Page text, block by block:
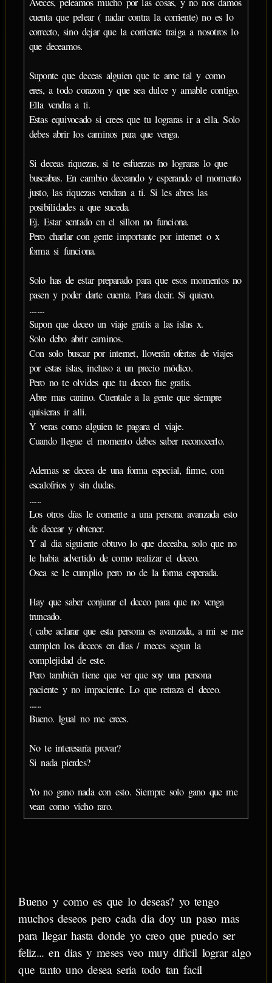
cuenta que pelear ( nadar contra la corriente) no es lo
correcto, sino dejar que la corriente traiga a nosotros lo
que deceamos.
Suponte que deceas alguien que te ame tal y como
eres, a todo corazon y que sea dulce y amable contigo.
Ella vendra a ti.
Estas equivocado si crees que tu lograras ir a ella. Solo
debes abrir los caminos para que venga.
Si deceas riquezas, si te esfuerzas no lograras lo que
buscabas. En cambio deceando y esperando el momento
justo, las riquezas vendran a ti. Si les abres las
posibilidades a que suceda.
Ej. Estar sentado en el sillon no funciona.
Pero charlar con gente importante por internet o x
forma si funciona.
Solo has de estar preparado para que esos momentos no
pasen y poder darte cuenta. Para decir. Si quiero.
........
Supon que deceo un viaje gratis a las islas x.
Solo debo abrir caminos.
Con solo buscar por internet, lloverán ofertas de viajes
por estas islas, incluso a un precio módico.
Pero no te olvides que tu deceo fue gratis.
Abre mas canino. Cuentale a la gente que siempre
quisieras ir alli.
Y veras como alguien te pagara el viaje.
Cuando llegue el momento debes saber reconocerlo.
Ademas se decea de una forma especial, firme, con
escalofrios y sin dudas.
......
Los otros días le comente a una persona avanzada esto
de decear y obtener.
Y al dia siguiente obtuvo lo que deceaba, solo que no
le habia advertido de como realizar el deceo.
Osea se le cumplio pero no de la forma esperada.
Hay que saber conjurar el deceo para que no venga
truncado.
( cabe aclarar que esta persona es avanzada, a mi se me
cumplen los deceos en dias / meces segun la
complejidad de este.
Pero también tiene que ver que soy una persona
paciente y no impaciente. Lo que retraza el deceo.
......
Bueno. Igual no me crees.
No te interesaría provar?
Si nada pierdes?
Yo no gano nada con esto. Siempre solo gano que me
vean como vicho raro.
Bueno y como es que lo deseas? yo tengo
muchos deseos pero cada dia doy un paso mas
para llegar hasta donde yo creo que puedo ser
feliz... en dias y meses veo muy dificil lograr algo
que tanto uno desea seria todo tan facil